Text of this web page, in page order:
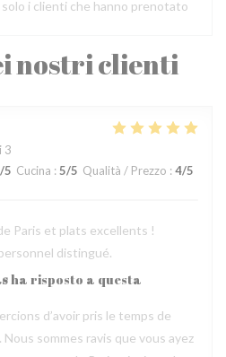
nostri clienti
3
/5 Cucina : 5/5 Qualità / Prezzo : 4/5
Paris et plats excellents !
distingué.
ha risposto a questa
d’avoir pris le temps de
sommes ravis que vous ayez
i clienti che hanno prenotato